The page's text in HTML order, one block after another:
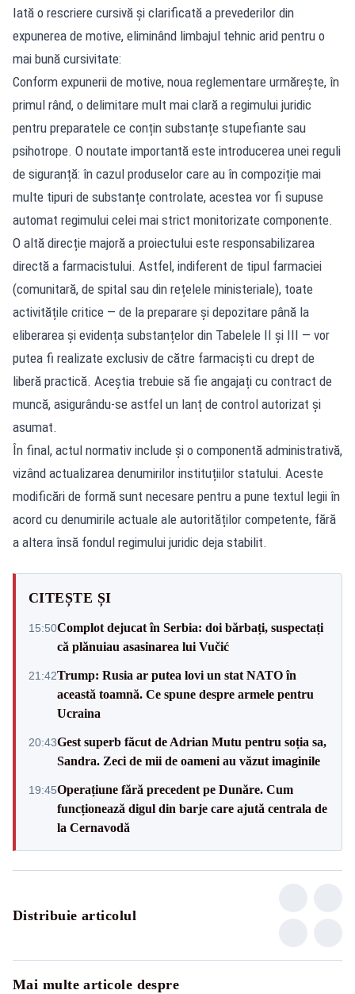
Iată o rescriere cursivă și clarificată a prevederilor din
expunerea de motive, eliminând limbajul tehnic arid pentru o
mai bună cursivitate:
Conform expunerii de motive, noua reglementare urmărește, în
primul rând, o delimitare mult mai clară a regimului juridic
pentru preparatele ce conțin substanțe stupefiante sau
psihotrope. O noutate importantă este introducerea unei reguli
de siguranță: în cazul produselor care au în compoziție mai
multe tipuri de substanțe controlate, acestea vor fi supuse
automat regimului celei mai strict monitorizate componente.
O altă direcție majoră a proiectului este responsabilizarea
directă a farmacistului. Astfel, indiferent de tipul farmaciei
(comunitară, de spital sau din rețelele ministeriale), toate
activitățile critice — de la preparare și depozitare până la
eliberarea și evidența substanțelor din Tabelele II și III — vor
putea fi realizate exclusiv de către farmaciști cu drept de
liberă practică. Aceștia trebuie să fie angajați cu contract de
muncă, asigurându-se astfel un lanț de control autorizat și
asumat.
În final, actul normativ include și o componentă administrativă,
vizând actualizarea denumirilor instituțiilor statului. Aceste
modificări de formă sunt necesare pentru a pune textul legii în
acord cu denumirile actuale ale autorităților competente, fără
a altera însă fondul regimului juridic deja stabilit.
CITEȘTE ȘI
15:50Complot dejucat în Serbia: doi bărbați, suspectați
că plănuiau asasinarea lui Vučić
21:42Trump: Rusia ar putea lovi un stat NATO în
această toamnă. Ce spune despre armele pentru
Ucraina
20:43Gest superb făcut de Adrian Mutu pentru soția sa,
Sandra. Zeci de mii de oameni au văzut imaginile
19:45Operațiune fără precedent pe Dunăre. Cum
funcționează digul din barje care ajută centrala de
la Cernavodă
Distribuie articolul
Mai multe articole despre